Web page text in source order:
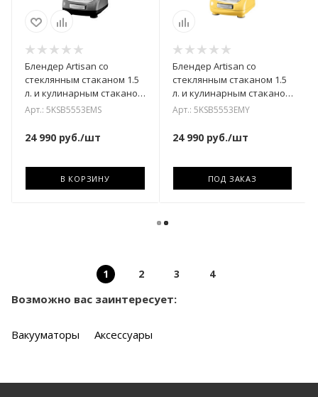
Блендер Artisan со
стеклянным стаканом 1.5
л. и кулинарным стаканом
0.75 л. KitchenAid
Арт.: 5KSB5553EMS
24 990 руб./шт
В КОРЗИНУ
Блендер Artisan со
стеклянным стаканом 1.5
л. и кулинарным стаканом
0.75 л. KitchenAid
Арт.: 5KSB5553EMY
24 990руб./шт
ПОД ЗАКАЗ
1 2 3 4
Возможно вас заинтересует:
Вакууматоры Аксессуары